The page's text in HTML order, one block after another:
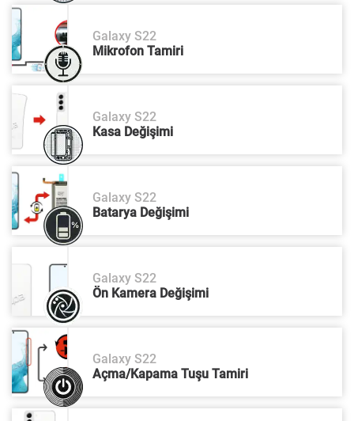
Galaxy S22
Mikrofon Tamiri
Galaxy S22
Kasa Değişimi
Galaxy S22
Batarya Değişimi
Galaxy S22
Ön Kamera Değişimi
Galaxy S22
Açma/Kapama Tuşu Tamiri